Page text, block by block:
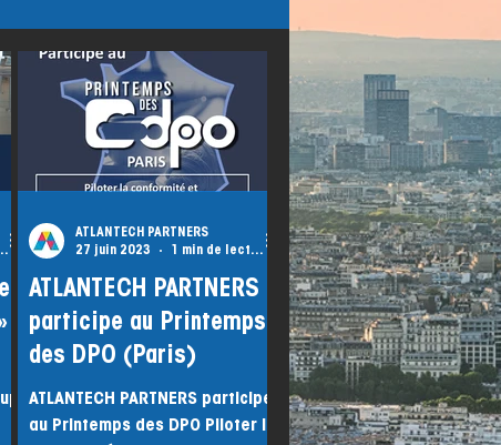
lecture
ATLANTECH PARTNERS
participe au Printemps
des DPO (Paris)
ATLANTECH PARTNERS participe
au Printemps des DPO Piloter la
ATLANTECH PARTNERS
27 juin 2023
1 min de lecture